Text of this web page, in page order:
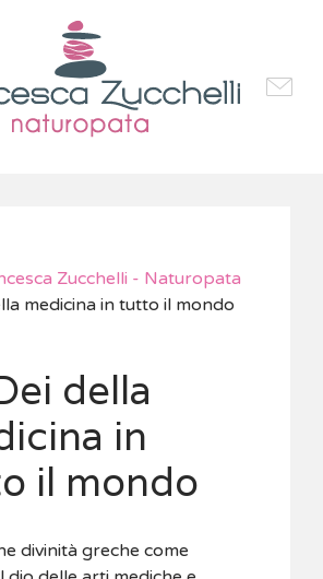
Zucchelli - Naturopata
medicina in tutto il mondo
della
in
il mondo
divinità greche come